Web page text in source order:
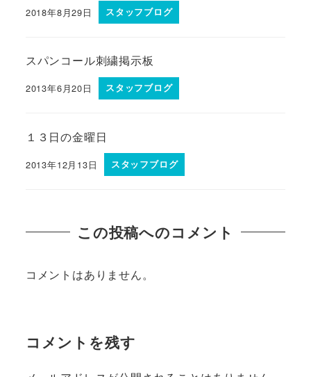
2018年8月29日 スタッフブログ
スパンコール刺繍掲示板
2013年6月20日 スタッフブログ
１３日の金曜日
2013年12月13日 スタッフブログ
この投稿へのコメント
コメントはありません。
コメントを残す